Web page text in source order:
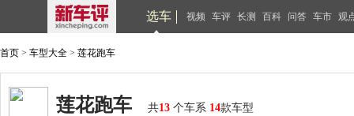
选车 视频 车评 长测 百科 问答 车市 观
首页 > 车型大全 > 莲花跑车
莲花跑车 共13 个车系 14款车型